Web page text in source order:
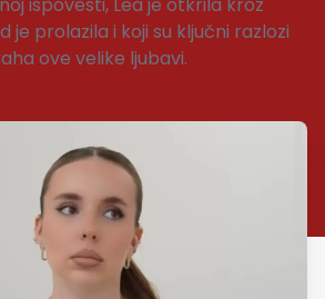
je prolazila i koji su ključni razlozi
ove velike ljubavi.